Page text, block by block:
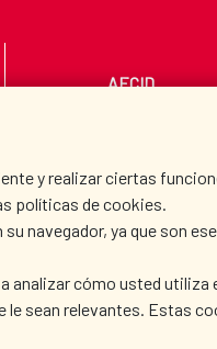
y realizar ciertas
políticas de cookies.
su navegador, ya que son
a analizar cómo usted
sean relevantes. Estas
AECID
PRESS ROOM